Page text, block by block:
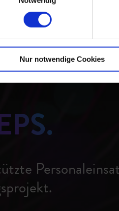
Nur notwendige Cookies